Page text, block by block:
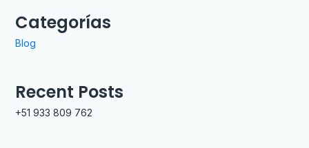
Categorías
Blog
Recent Posts
+51 933 809 762